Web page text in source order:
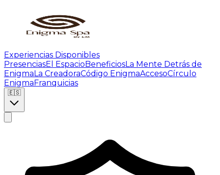
Experiencias Disponibles
PresenciasEl EspacioBeneficiosLa Mente Detrás de
EnigmaLa CreadoraCódigo EnigmaAccesoCírculo
EnigmaFranquicias
🇪🇸